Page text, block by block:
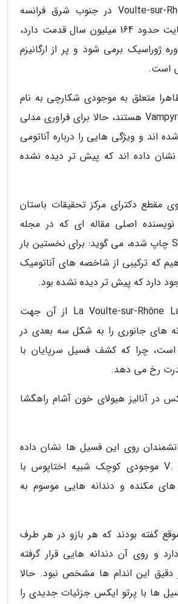
Voulte-sur-Rhône Lagerstätte در جنوب شرق فرانسه
پیدا کردند. این سایت حدود 164 میلیون سال قدمت دارد،
ژوراسیک برمی شود و پر از ارگانیزم
است.
متعلق به موجودی شکارچی به نام
Vampyronassa rhodanica هستند، حالا برای فراوری مدلی
اند و ویژگی هایی را درباره آناتومی
داده اند که پیش تر دیده نشده
مقطع دکترای مرکز تحقیقات باستان
اصلی مقاله ای که در مجله
Scientific Reports چاپ شده، می گوید: برای نخستین بار
که ترکیبی از شاخصه های آناتومیک
سایت La Voulte-sur-Rhône Lagerstätte از آن جهت
های جانوری را به شکل سه بعدی در
است، چرا که کشف فسیل سرپایان با
رخ می دهد.
در آنالیز هیولای خون آشام راهگشا
روی این فسیل ها نشان داده
بود که V. rhodanica موجودی کوچک شبیه اختاپوس با
مکنده و دندانه هایی موسوم به
گفته بودند که هر بازو در هر طرف
و روی آن دندانه هایی قرار گرفته
این اندام ها مشخص نبود. حالا
ها با پرتو ایکس جزئیات جدیدی را